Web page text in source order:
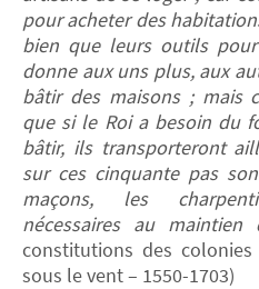
pour acheter des
bien que leurs outils
donne aux uns plus, aux
bâtir des maisons ; mais
que si le Roi a besoin du
bâtir, ils transporteront
sur ces cinquante pas
maçons, les
nécessaires au maintien
constitutions des colonies
sous le vent – 1550-1703)